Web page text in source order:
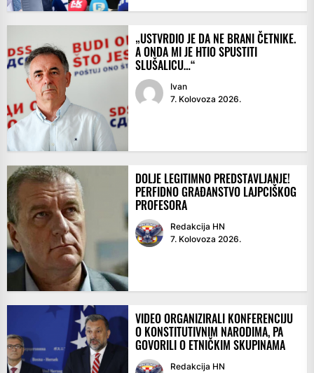
„USTVRDIO JE DA NE BRANI ČETNIKE.
A ONDA MI JE HTIO SPUSTITI
SLUŠALICU…“
Ivan
7. Kolovoza 2026.
DOLJE LEGITIMNO PREDSTAVLJANJE!
PERFIDNO GRAĐANSTVO LAJPCIŠKOG
PROFESORA
Redakcija HN
7. Kolovoza 2026.
VIDEO ORGANIZIRALI KONFERENCIJU
O KONSTITUTIVNIM NARODIMA, PA
GOVORILI O ETNIČKIM SKUPINAMA
Redakcija HN